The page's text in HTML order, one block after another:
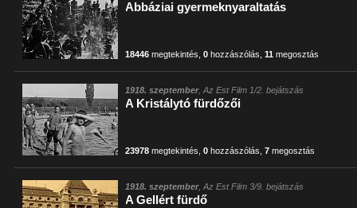
Abbáziai gyermeknyaraltatás
18446 megtekintés ,0 hozzászólás ,11 megosztás
1918. szeptember, Az Est Film 1/2. bejátszás
A Kristálytó fürdőzői
23978 megtekintés ,0 hozzászólás ,7 megosztás
1918. szeptember, Az Est Film 3/9. bejátszás
A Gellért fürdő